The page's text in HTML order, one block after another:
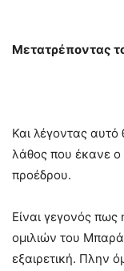
Μετατρέποντας
Και λέγοντας αυτό
λάθος που έκανε ο
προέδρου.
Είναι γεγονός
ομιλιών του
εξαιρετική. Πλην